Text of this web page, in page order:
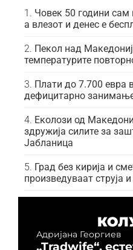
Човек 50 години
а влезот и денес е
Пекол над
температурите
Плати до 7.700 евра
дефицитарно
Еколози од
здружија силите за
Јабланица
Град без кирија и
произведуваат струја
Адријана Георгиев
„Tradwife“,